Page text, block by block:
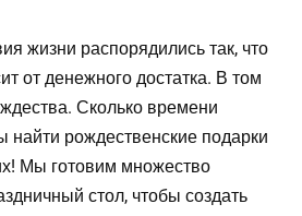
жизни распорядились так, что
от денежного достатка. В том
Сколько времени
найти рождественские подарки
Мы готовим множество
стол, чтобы создать